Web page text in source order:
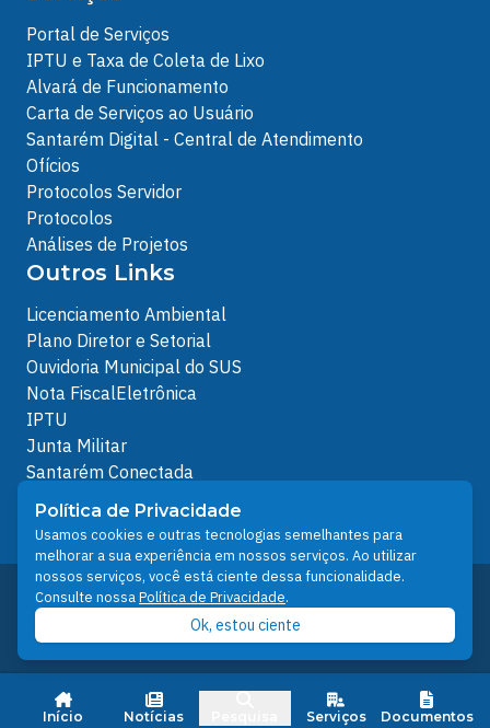
Início Notícias Serviços Documentos
Portal de Serviços
IPTU e Taxa de Coleta de Lixo
Alvará de Funcionamento
Carta de Serviços ao Usuário
Santarém Digital - Central de Atendimento
Ofícios
Protocolos Servidor
Protocolos
Análises de Projetos
Outros Links
Licenciamento Ambiental
Plano Diretor e Setorial
Ouvidoria Municipal do SUS
Nota FiscalEletrônica
IPTU
Junta Militar
Santarém Conectada
Política de Privacidade
People illustrations by Storyset
Desenvolvido pelo Núcleo Técnico de Gestão de
Tecnologia da Informação - NTI
Prefeitura de Santarém © 2026
Política de Privacidade
Usamos cookies e outras tecnologias semelhantes para
melhorar a sua experiência em nossos serviços. Ao utilizar
nossos serviços, você está ciente dessa funcionalidade.
Consulte nossaPolítica de Privacidade.
Ok, estou ciente